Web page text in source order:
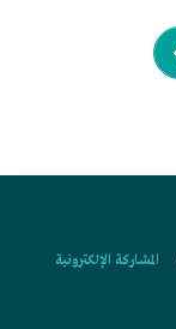
المشاركة الإلكترونية